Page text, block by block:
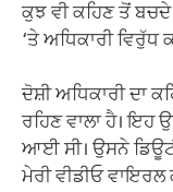
ਕੁਝ ਵੀ ਕਹਿਣ ਤੋਂ
‘ਤੇ ਅਧਿਕਾਰੀ ਵਿਰੁੱਧ
ਦੋਸ਼ੀ ਅਧਿਕਾਰੀ ਦਾ
ਰਹਿਣ ਵਾਲਾ ਹੈ। ਇਹ
ਆਈ ਸੀ। ਉਸਨੇ
ਮੇਰੀ ਵੀਡੀਓ